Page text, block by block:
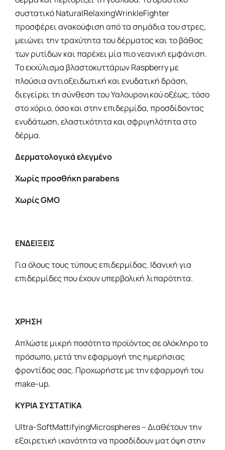
συστατικόNaturalRelaxingWrinkleFighter
προσφέρει ανακούφιση από τα σημάδια του στρες,
μειώνει την τραχύτητα του δέρματος και το βάθος
των ρυτίδων και παρέχει μία πιο νεανική εμφάνιση.
Το εκχύλισμα βλαστοκυττάρωνRaspberryμε
πλούσια αντιοξειδωτική και ενυδατική δράση,
διεγείρει τη σύνθεση του Υαλουρονικού οξέως, τόσο
στο χόριο, όσο και στην επιδερμίδα, προσδίδοντας
ενυδάτωση, ελαστικότητα και σφριγηλότητα στο
δέρμα.
Δερματολογικά ελεγμένο
Χωρίς προσθήκη parabens
ΧωρίςGMO
ΕΝΔΕΙΞΕΙΣ
Για όλους τους τύπους επιδερμίδας. Ιδανική για
επιδερμίδες που έχουν υπερβολική λιπαρότητα.
ΧΡΗΣΗ
Απλώστε μικρή ποσότητα προϊόντος σε ολόκληρο το
πρόσωπο, μετά την εφαρμογή της ημερήσιας
φροντίδας σας. Προχωρήστε με την εφαρμογή του
make-up.
ΚΥΡΙΑ ΣΥΣΤΑΤΙΚΑ
Ultra-SoftMattifyingMicrospheres– Διαθέτουν την
εξαιρετική ικανότητα να προσδίδουν ματ όψη στην